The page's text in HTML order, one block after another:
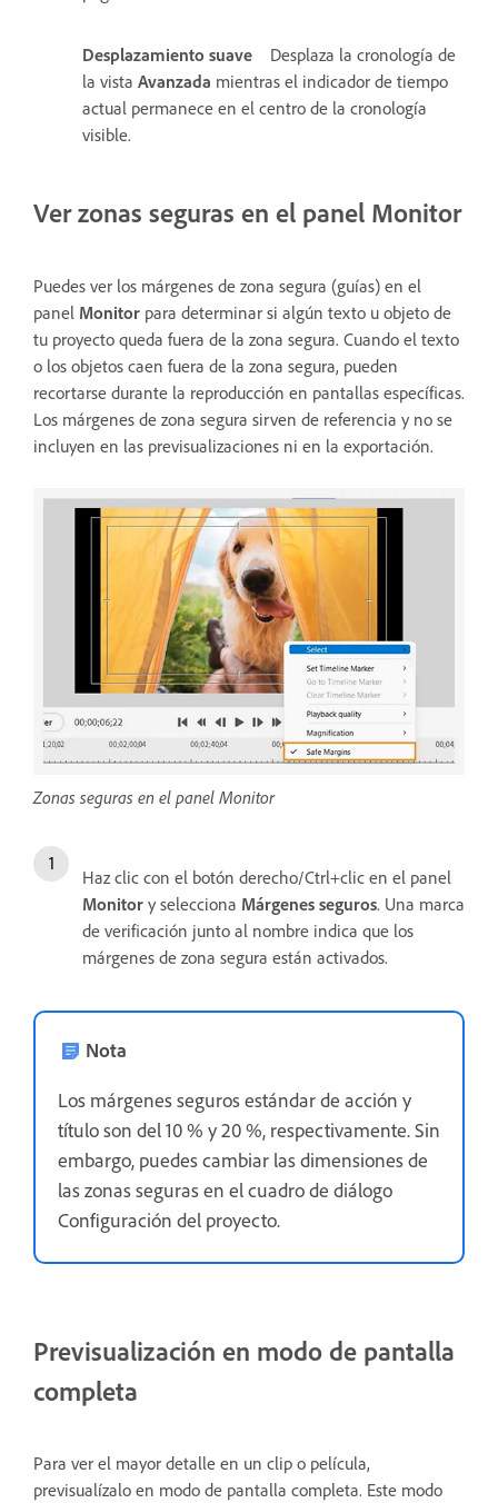
Desplazamiento suave
Desplaza la cronología de
la vista Avanzada mientras el indicador de tiempo
actual permanece en el centro de la cronología
visible.
Ver zonas seguras en el panel Monitor
Puedes ver los márgenes de zona segura (guías) en el
panel Monitor para determinar si algún texto u objeto de
tu proyecto queda fuera de la zona segura. Cuando el texto
o los objetos caen fuera de la zona segura, pueden
recortarse durante la reproducción en pantallas específicas.
Los márgenes de zona segura sirven de referencia y no se
incluyen en las previsualizaciones ni en la exportación.
Zonas seguras en el panel Monitor
Haz clic con el botón derecho/Ctrl+clic en el panel
Monitor y selecciona Márgenes seguros. Una marca
de verificación junto al nombre indica que los
márgenes de zona segura están activados.
Nota
Los márgenes seguros estándar de acción y
título son del 10 % y 20 %, respectivamente. Sin
embargo, puedes cambiar las dimensiones de
las zonas seguras en el cuadro de diálogo
Configuración del proyecto.
Previsualización en modo de pantalla
completa
Para ver el mayor detalle en un clip o película,
previsualízalo en modo de pantalla completa. Este modo